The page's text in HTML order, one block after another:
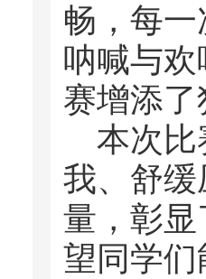
畅，每
呐喊与
赛增添
本次
我、舒
量，彰
望同学